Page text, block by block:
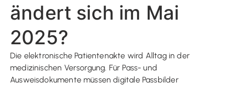
ändert sich im Mai
2025?
Die elektronische Patientenakte wird Alltag in der
medizinischen Versorgung. Für Pass- und
Ausweisdokumente müssen digitale Passbilder